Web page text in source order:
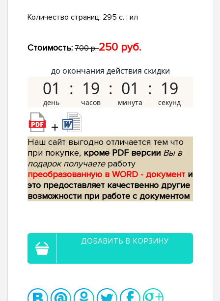
Количество страниц: 295 с. : ил
Стоимость: 700 р.250 руб.
до окончания действия скидки
01 19 01 18
+
Наш сайт выгодно отличается тем что
при покупке, кроме PDF версии Вы в
подарок получаетеработу
преобразованную в WORD - документ и
это предоставляет качественно другие
возможности при работе с документом
ДОБАВИТЬ В КОРЗИНУ